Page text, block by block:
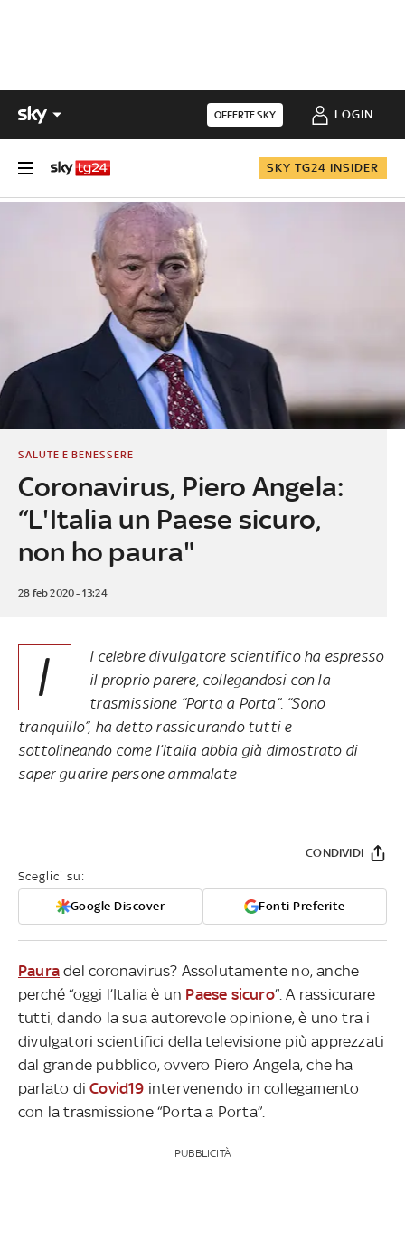
OFFERTE SKY LOGIN
SKY TG24 INSIDER
Coronavirus, Piero Angela:
“L'Italia un Paese sicuro,
non ho paura"
SALUTE E BENESSERE
28 feb 2020 - 13:24
I
l celebre divulgatore scientifico ha espresso
il proprio parere, collegandosi con la
trasmissione “Porta a Porta”. “Sono
tranquillo”, ha detto rassicurando tutti e
sottolineando come l’Italia abbia già dimostrato di
saper guarire persone ammalate
Sceglici su:
Google Discover Fonti Preferite
CONDIVIDI
Paura del coronavirus? Assolutamente no, anche
perché “oggi l’Italia è un Paese sicuro”. A rassicurare
tutti, dando la sua autorevole opinione, è uno tra i
divulgatori scientifici della televisione più apprezzati
dal grande pubblico, ovvero Piero Angela, che ha
parlato diCovid19 intervenendo in collegamento
con la trasmissione “Porta a Porta”.
PUBBLICITÀ